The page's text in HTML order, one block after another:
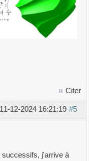
Citer
#5
11-12-2024 16:21:19
successifs, j'arrive à